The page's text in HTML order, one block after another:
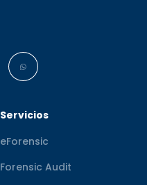
Servicios
eForensic
Forensic Audit